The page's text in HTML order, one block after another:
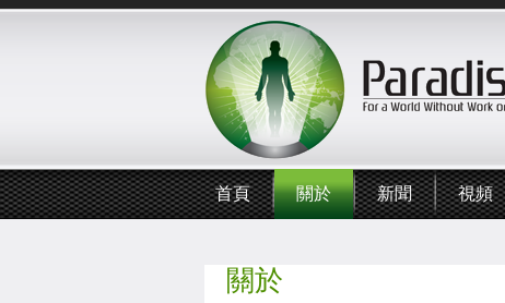
首頁 關於 新聞 視頻
關於